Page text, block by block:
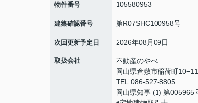
物件番号 105580953
建築確認番号 第R07SHC100958号
次回更新予定日 2026年08月09日
取扱会社
不動産のやべ
岡山県倉敷
TEL:086-527-8805
岡山県知事 (1) 第005965